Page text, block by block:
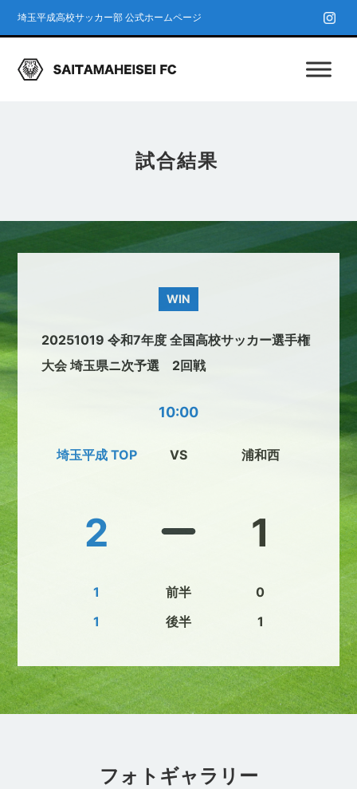
埼玉平成高校サッカー部 公式ホームページ
試合結果
WIN
20251019 令和7年度 全国高校サッカー選手権
大会 埼玉県ニ次予選 2回戦
10:00
埼玉平成 TOP
2
1
1
VS
前半
後半
浦和西
1
0
1
フォトギャラリー